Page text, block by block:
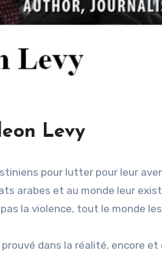
Levy
pour lutter pour leur
arabes et au monde leur
la violence, tout le monde
dans la réalité, encore et